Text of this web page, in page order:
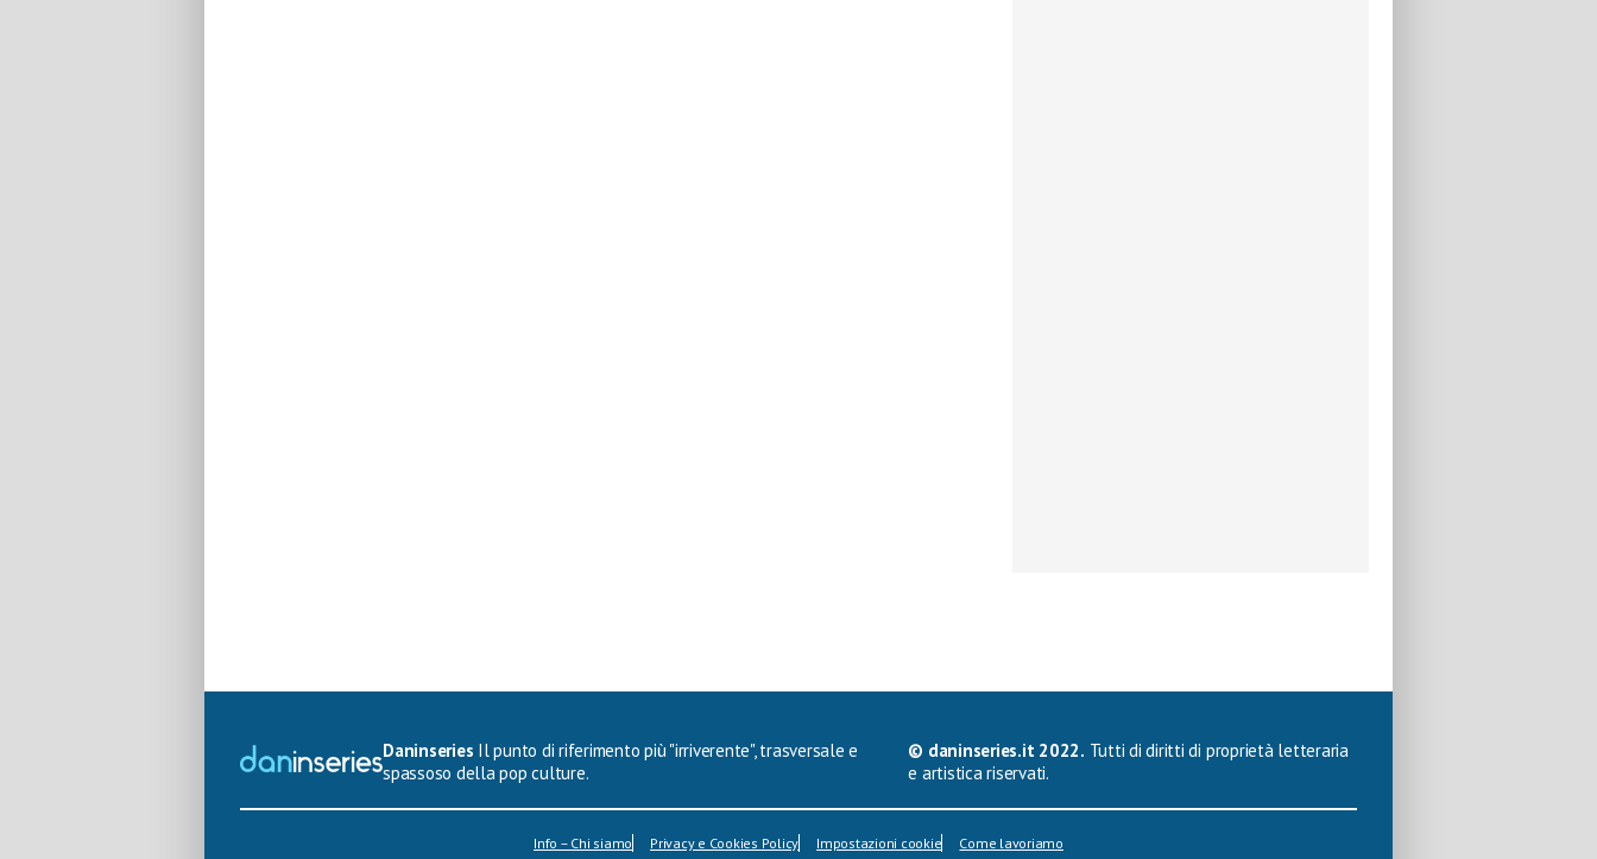
Daninseries Il punto di riferimento più "irriverente", trasversale e
spassoso della pop culture.
© daninseries.it 2022. Tutti di diritti di proprietà letteraria
e artistica riservati.
Info – Chi siamo Privacy e Cookies Policy Impostazioni cookie Come lavoriamo